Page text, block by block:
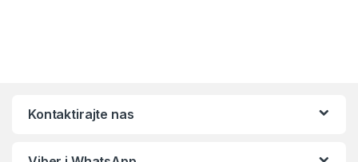
Kontaktirajte nas